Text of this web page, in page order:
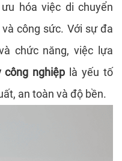
hóa việc di chuyển
công sức. Với sự đa
chức năng, việc lựa
công nghiệp là yếu tố
an toàn và độ bền.